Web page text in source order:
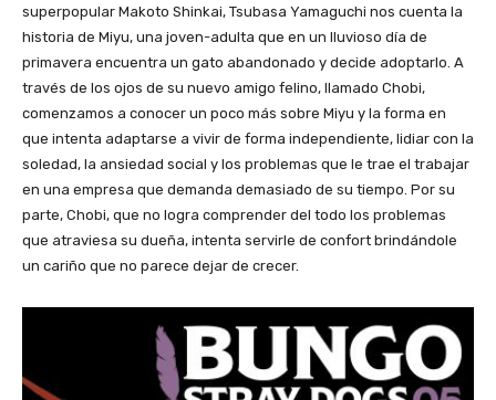
superpopular Makoto Shinkai, Tsubasa Yamaguchi nos cuenta la
historia de Miyu, una joven-adulta que en un lluvioso día de
primavera encuentra un gato abandonado y decide adoptarlo. A
través de los ojos de su nuevo amigo felino, llamado Chobi,
comenzamos a conocer un poco más sobre Miyu y la forma en
que intenta adaptarse a vivir de forma independiente, lidiar con la
soledad, la ansiedad social y los problemas que le trae el trabajar
en una empresa que demanda demasiado de su tiempo. Por su
parte, Chobi, que no logra comprender del todo los problemas
que atraviesa su dueña, intenta servirle de confort brindándole
un cariño que no parece dejar de crecer.